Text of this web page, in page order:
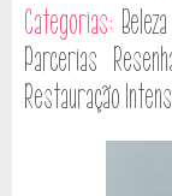
Categorias: Beleza
Parcerias
Restauração